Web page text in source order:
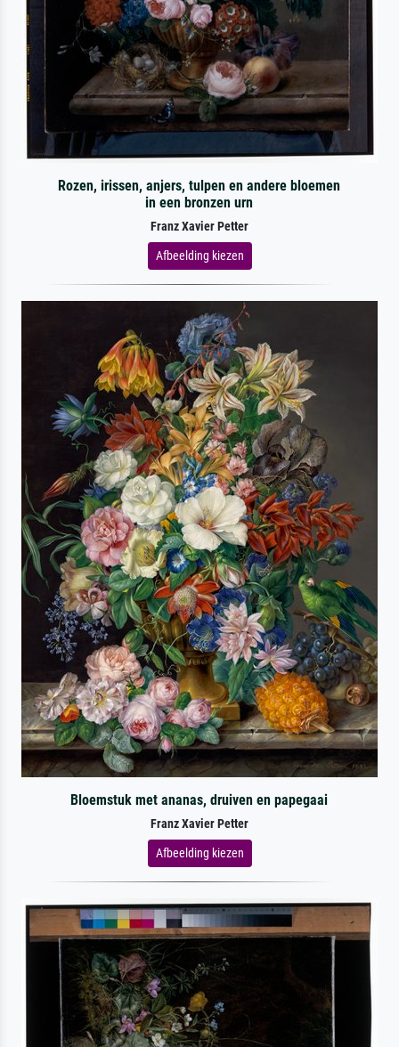
Rozen, irissen, anjers, tulpen en andere bloemen
in een bronzen urn
Franz Xavier Petter
Afbeelding kiezen
Bloemstuk met ananas, druiven en papegaai
Franz Xavier Petter
Afbeelding kiezen